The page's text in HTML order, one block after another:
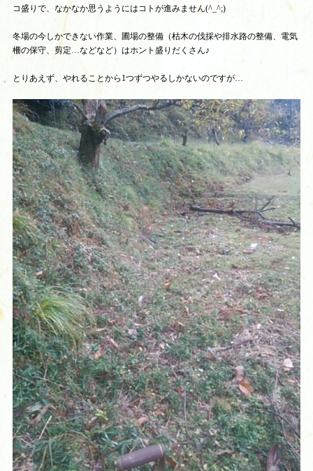
コ盛りで、なかなか思うようにはコトが進みません(^_^;)
冬場の今しかできない作業、圃場の整備（枯木の伐採や排水路の整備、電気
柵の保守、剪定…などなど）はホント盛りだくさん♪
とりあえず、やれることから1つずつやるしかないのですが…